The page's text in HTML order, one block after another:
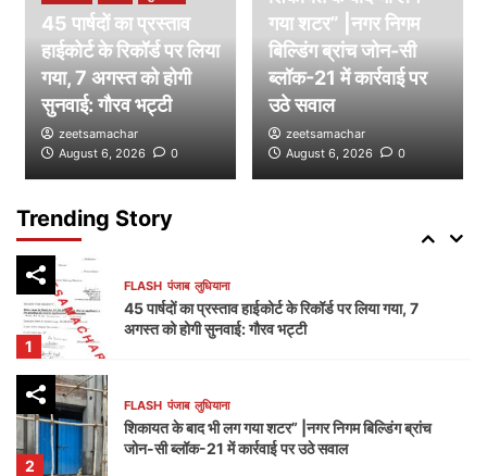
45 पार्षदों का प्रस्ताव
हाईकोर्ट के रिकॉर्ड पर लिया
गया, 7 अगस्त को होगी
सुनवाई: गौरव भट्टी
zeetsamachar
August 6, 2026
0
गया शटर” |नगर निगम
बिल्डिंग ब्रांच जोन-सी
ब्लॉक-21 में कार्रवाई पर
उठे सवाल
zeetsamachar
August 6, 2026
0
Trending Story
FLASH पंजाब लुधियाना
डम्मी निगम सदन लगाकर भाजपा का निगम प्रशासन पर हमला,
भेदभाव और भ्रष्टाचार के लगाए आरोप
5
प्लॉटिंग पर गहराए सवाल
1
FLASH पंजाब लुधियाना
45 पार्षदों का प्रस्ताव हाईकोर्ट के रिकॉर्ड पर लिया गया, 7
अगस्त को होगी सुनवाई: गौरव भट्टी
2
FLASH पंजाब लुधियाना
शिकायत के बाद भी लग गया शटर” |नगर निगम बिल्डिंग ब्रांच
जोन-सी ब्लॉक-21 में कार्रवाई पर उठे सवाल